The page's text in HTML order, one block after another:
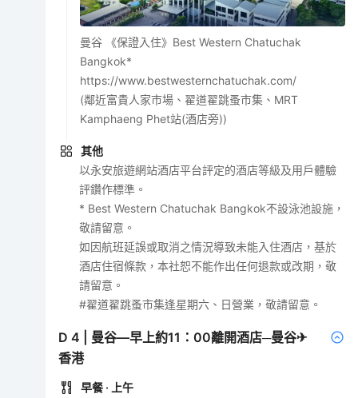
曼谷 《保證入住》Best Western Chatuchak
Bangkok*
https://www.bestwesternchatuchak.com/
(鄰近富貴人家市場、翟道翟跳蚤市集、MRT
Kamphaeng Phet站(酒店旁))
其他
以永安旅遊網站酒店平台評定的酒店等級及用戶體驗
評鑽作標準。
* Best Western Chatuchak Bangkok不設泳池設施，
敬請留意。
如因航班延誤或取消之情況導致未能入住酒店，基於
酒店住宿條款，本社恕不能作出任何退款或改期，敬
請留意。
#翟道翟跳蚤市集逢星期六、日營業，敬請留意。
D4
曼谷—早上約11：00離開酒店─曼谷✈
香港
早餐 · 上午